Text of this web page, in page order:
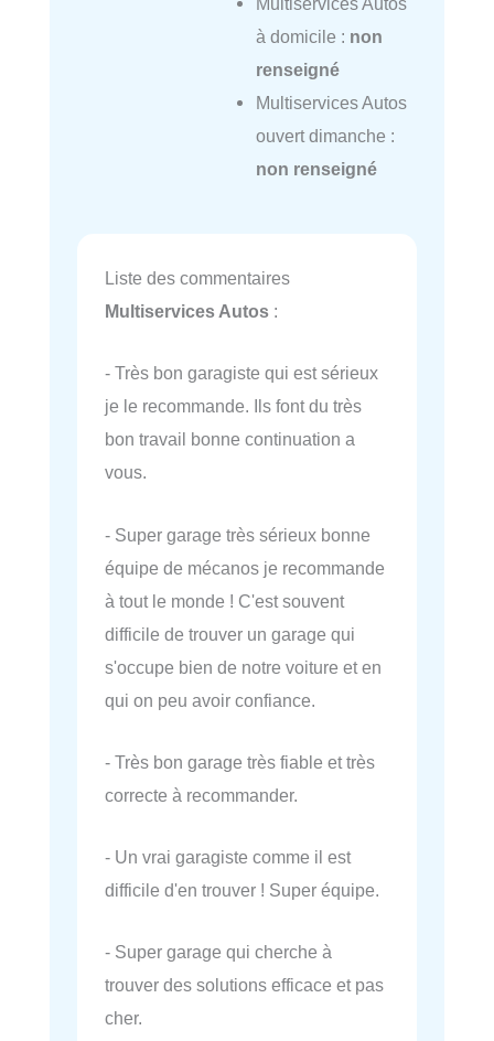
à domicile : non
renseigné
Multiservices Autos
ouvert dimanche :
non renseigné
Liste des commentaires
Multiservices Autos :
- Très bon garagiste qui est sérieux
je le recommande. Ils font du très
bon travail bonne continuation a
vous.
- Super garage très sérieux bonne
équipe de mécanos je recommande
à tout le monde ! C'est souvent
difficile de trouver un garage qui
s'occupe bien de notre voiture et en
qui on peu avoir confiance.
- Très bon garage très fiable et très
correcte à recommander.
- Un vrai garagiste comme il est
difficile d'en trouver ! Super équipe.
- Super garage qui cherche à
trouver des solutions efficace et pas
cher.